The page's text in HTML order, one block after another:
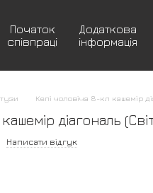
Початок
співпраці
Додаткова
інформація
Кепі чоловіча 8-кл кашемір
діагональ
Написати відгук